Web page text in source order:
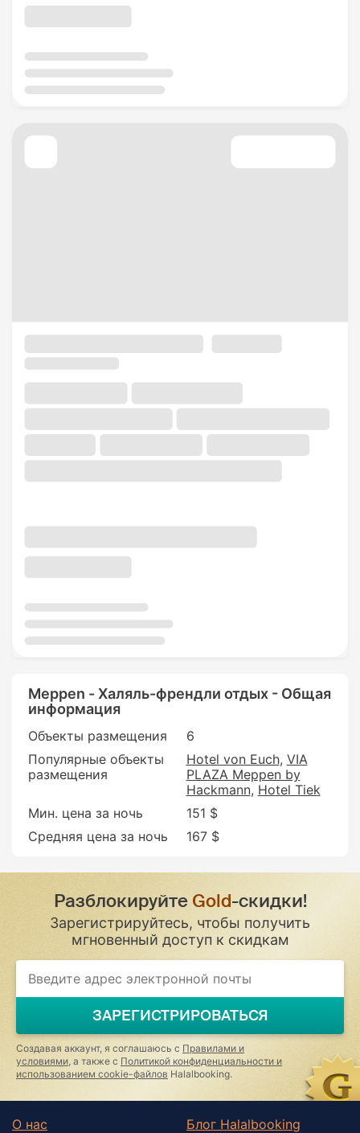
Meppen - Халяль-френдли отдых - Общая
информация
Объекты размещения
6
Популярные объекты
размещения
Hotel von Euch VIA
PLAZA Meppen by
Hackmann Hotel Tiek
Мин. цена за ночь
151 $
Средняя цена за ночь
167 $
РазблокируйтеGold-скидки!
Зарегистрируйтесь, чтобы получить
мгновенный доступ к скидкам
ЗАРЕГИСТРИРОВАТЬСЯ
Создавая аккаунт, я соглашаюсь с Правилами и
условиями , а также с Политикой конфиденциальности и
использованием cookie-файлов Halalbooking.
О нас
Блог Halalbooking